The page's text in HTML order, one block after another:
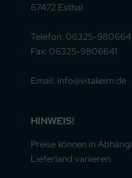
67472 Esthal
Telefon: 06325-
Fax: 06325-9806641
Email: info@vitakeim.de
HINWEIS!
Preise können in
Lieferland variieren.